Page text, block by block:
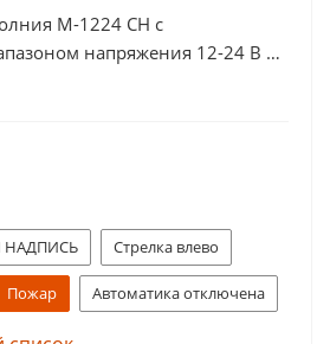
М-1224 СН с
напряжения 12-24 В и
Оповещатель оснащен
Стрелка влево
Пожар Автоматика отключена
Не входи!